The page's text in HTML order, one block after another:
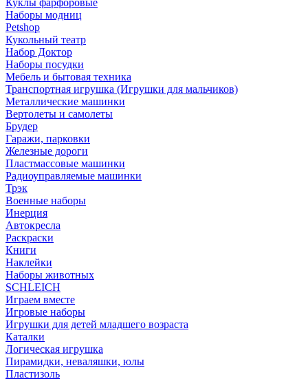
Куклы фарфоровые
Наборы модниц
Petshop
Кукольный театр
Набор Доктор
Наборы посудки
Мебель и бытовая техника
Транспортная игрушка (Игрушки для мальчиков)
Металлические машинки
Вертолеты и самолеты
Брудер
Гаражи, парковки
Железные дороги
Пластмассовые машинки
Радиоуправляемые машинки
Трэк
Военные наборы
Инерция
Автокресла
Раскраски
Книги
Наклейки
Наборы животных
SCHLEICH
Играем вместе
Игровые наборы
Игрушки для детей младшего возраста
Каталки
Логическая игрушка
Пирамидки, неваляшки, юлы
Пластизоль